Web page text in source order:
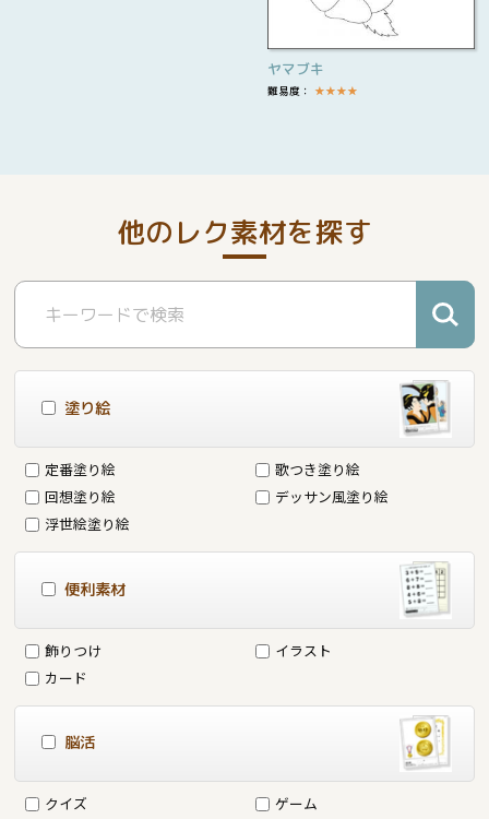
ヤマブキ
難易度： ★★★★
他のレク素材を探す
塗り絵
定番塗り絵
歌つき塗り絵
回想塗り絵
デッサン風塗り絵
浮世絵塗り絵
便利素材
飾りつけ
イラスト
カード
脳活
クイズ
ゲーム